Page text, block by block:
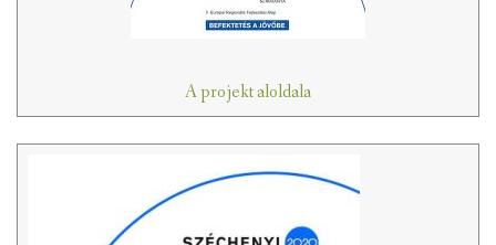
A projekt aloldala